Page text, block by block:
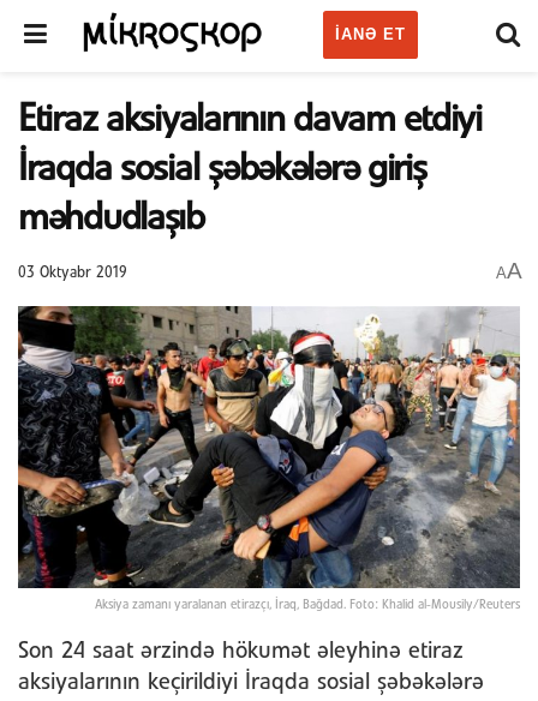
IANƏ ET
Etiraz aksiyalarının davam etdiyi
İraqda sosial şəbəkələrə giriş
məhdudlaşıb
03 Oktyabr 2019 AA
Aksiya zamanı yaralanan etirazçı, İraq, Bağdad. Foto: Khalid al-Mousily/Reuters
Son 24 saat ərzində hökumət əleyhinə etiraz
aksiyalarının keçirildiyi İraqda sosial şəbəkələrə